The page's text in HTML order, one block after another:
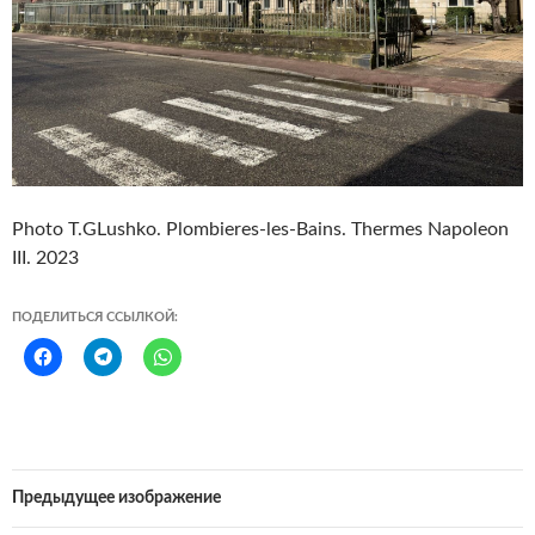
Photo T.GLushko. Plombieres-les-Bains. Thermes Napoleon
III. 2023
ПОДЕЛИТЬСЯ ССЫЛКОЙ:
Предыдущее изображение